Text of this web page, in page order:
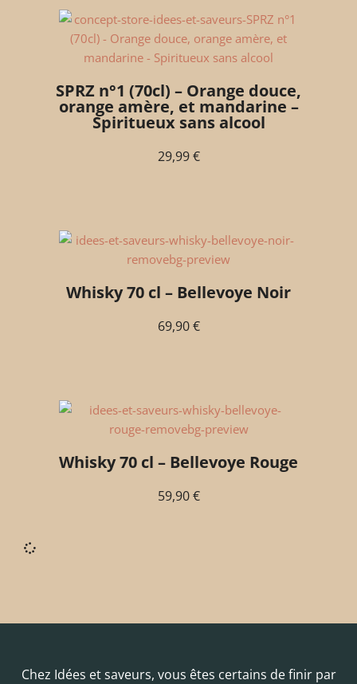
SPRZ n°1 (70cl) – Orange douce,
orange amère, et mandarine –
Spiritueux sans alcool
29,99€
Whisky 70 cl – Bellevoye Noir
69,90€
Whisky 70 cl – Bellevoye Rouge
59,90€
Chez Idées et saveurs, vous êtes certains de finir par